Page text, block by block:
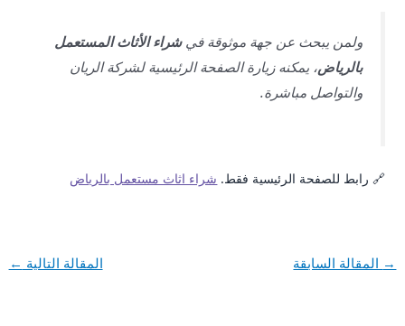
ولمن يبحث عن جهة موثوقة فيشراء الأثاث المستعمل
بالرياض، يمكنه زيارة الصفحة الرئيسية لشركة الريان
والتواصل مباشرة.
🔗 رابط للصفحة الرئيسية فقط. شراء اثاث مستعمل بالرياض
→ المقالة السابقة المقالة التالية ←